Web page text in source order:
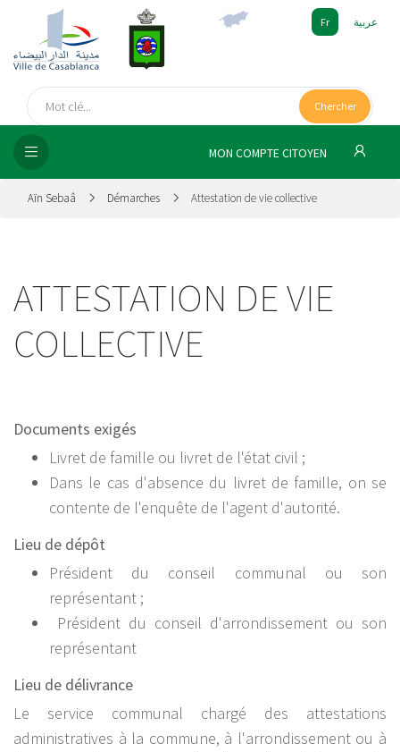
Fr عربية
Chercher
MON COMPTE CITOYEN
Aïn Sebaâ Démarches Attestation de vie collective
ATTESTATION DE VIE
COLLECTIVE
Documents exigés
Livret de famille ou livret de l'état civil ;
Dans le cas d'absence du livret de famille, on se
contente de l'enquête de l'agent d'autorité.
Lieu de dépôt
Président du conseil communal ou son
représentant ;
Président du conseil d'arrondissement ou son
représentant
Lieu de délivrance
Le service communal chargé des attestations
administratives à la commune, à l'arrondissement ou à